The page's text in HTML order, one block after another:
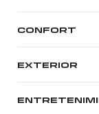
CONFORT
EXTERIOR